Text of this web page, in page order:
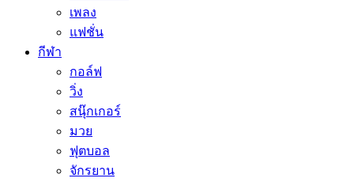
เพลง
แฟชั่น
กีฬา
กอล์ฟ
วิ่ง
สนุ๊กเกอร์
มวย
ฟุตบอล
จักรยาน